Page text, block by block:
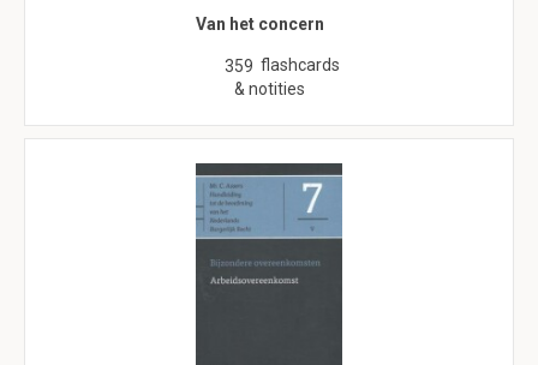
Van het concern
359 flashcards
& notities